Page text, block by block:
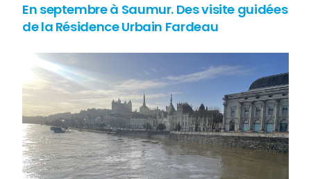
En septembre à Saumur. Des visite guidées
de la Résidence Urbain Fardeau